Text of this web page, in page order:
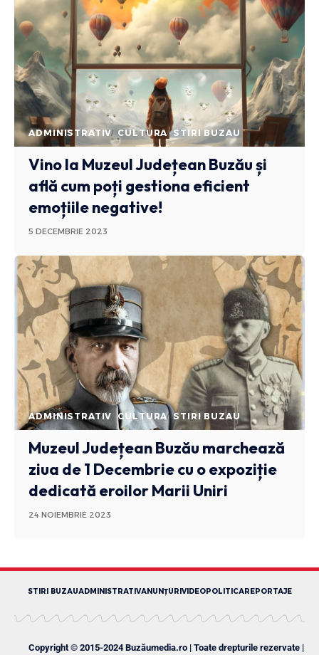
ADMINISTRATIV CULTURA STIRI BUZAU
Vino la Muzeul Județean Buzău și
află cum poți gestiona eficient
emoțiile negative!
5 DECEMBRIE 2023
ADMINISTRATIV CULTURA STIRI BUZAU
Muzeul Județean Buzău marchează
ziua de 1 Decembrie cu o expoziție
dedicată eroilor Marii Uniri
24 NOIEMBRIE 2023
STIRI BUZAUADMINISTRATIVANUNȚURI VIDEOPOLITICAREPORTAJE
Copyright © 2015-2024 Buzăumedia.ro | Toate drepturile rezervate |